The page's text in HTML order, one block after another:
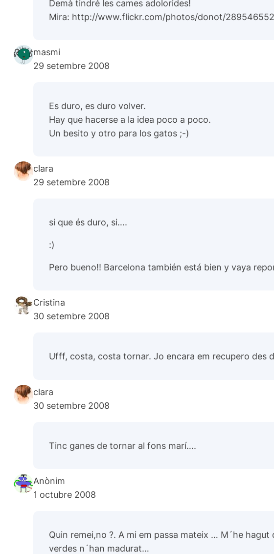
Demà tindré les cames adolorides!
Mira: http://www.flickr.com/photos/donot/
masmi
29 setembre 2008
Es duro, es duro volver.
Hay que hacerse a la idea poco a poco.
Un besito y otro para los gatos ;-)
clara
29 setembre 2008
si que és duro, si….
:)
Pero bueno!! Barcelona también está bien y vaya
Cristina
30 setembre 2008
Ufff, costa, costa tornar. Jo encara em recupero des
clara
30 setembre 2008
Tinc ganes de tornar al fons marí….
Anònim
1 octubre 2008
Quin remei,no ?. A mi em passa mateix … M´he
verdes n´han madurat…